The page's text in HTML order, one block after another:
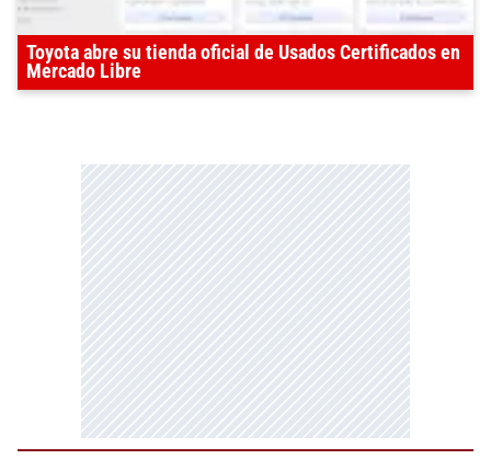
Toyota abre su tienda oficial de Usados Certificados en
Mercado Libre